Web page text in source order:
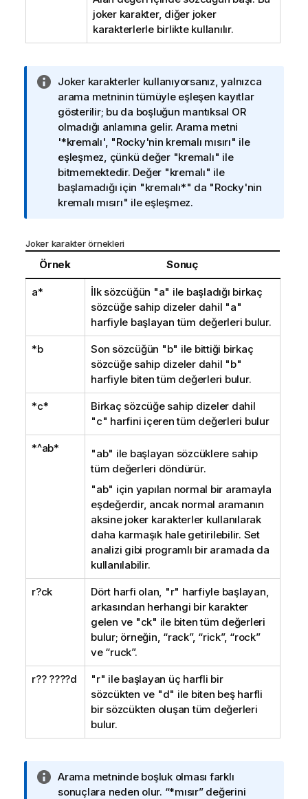
joker karakter, diğer joker
karakterlerle birlikte kullanılır.
B
i
l
g
i
n
o
t
u
Joker karakterler kullanıyorsanız, yalnızca
arama metninin tümüyle eşleşen kayıtlar
gösterilir; bu da boşluğun mantıksal OR
olmadığı anlamına gelir. Arama metni
'*kremalı', "Rocky'nin kremalı mısırı" ile
eşleşmez, çünkü değer "kremalı" ile
bitmemektedir. Değer "kremalı" ile
başlamadığı için "kremalı*" da "Rocky'nin
kremalı mısırı" ile eşleşmez.
Joker karakter örnekleri
Örnek Sonuç
a*
İlk sözcüğün "a" ile başladığı birkaç
sözcüğe sahip dizeler dahil "a"
harfiyle başlayan tüm değerleri bulur.
*b
Son sözcüğün "b" ile bittiği birkaç
sözcüğe sahip dizeler dahil "b"
harfiyle biten tüm değerleri bulur.
*c*
Birkaç sözcüğe sahip dizeler dahil
"c" harfini içeren tüm değerleri bulur
*^ab*
"ab" ile başlayan sözcüklere sahip
tüm değerleri döndürür.
"ab" için yapılan normal bir aramayla
eşdeğerdir, ancak normal aramanın
aksine joker karakterler kullanılarak
daha karmaşık hale getirilebilir. Set
analizi gibi programlı bir aramada da
kullanılabilir.
r?ck
Dört harfi olan, "r" harfiyle başlayan,
arkasından herhangi bir karakter
gelen ve "ck" ile biten tüm değerleri
bulur; örneğin, “rack”, “rick”, “rock”
ve “ruck”.
r?? ????d
"r" ile başlayan üç harfli bir
sözcükten ve "d" ile biten beş harfli
bir sözcükten oluşan tüm değerleri
bulur.
B
i
Arama metninde boşluk olması farklı
sonuçlara neden olur. “*mısır” değerini